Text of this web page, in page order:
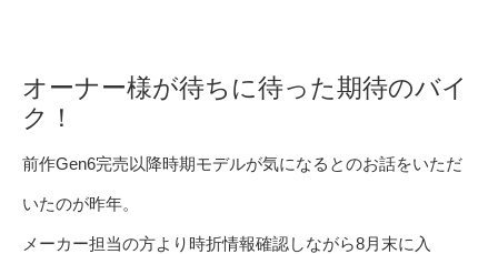
オーナー様が待ちに待った期待のバイ
ク！
前作Gen6完売以降時期モデルが気になるとのお話をいただ
いたのが昨年。
メーカー担当の方より時折情報確認しながら8月末に入